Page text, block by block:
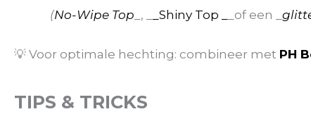
(No-Wipe Top _, _ _Shiny Top _ _of een _
💡 Voor optimale hechting: combineer met PH
TIPS & TRICKS